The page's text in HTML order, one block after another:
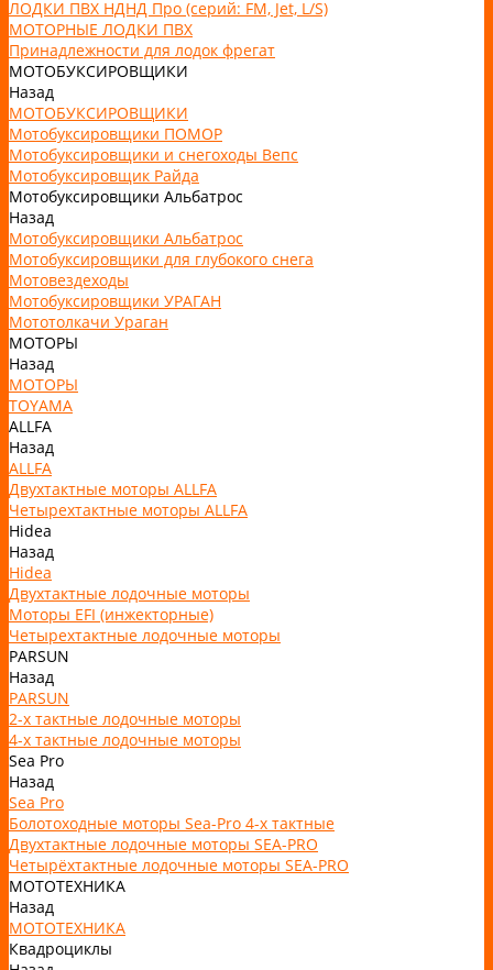
ЛОДКИ ПВХ НДНД Про (серий: FM, Jet, L/S)
МОТОРНЫЕ ЛОДКИ ПВХ
Принадлежности для лодок фрегат
МОТОБУКСИРОВЩИКИ
Назад
МОТОБУКСИРОВЩИКИ
Мотобуксировщики ПОМОР
Мотобуксировщики и снегоходы Вепс
Мотобуксировщик Райда
Мотобуксировщики Альбатрос
Назад
Мотобуксировщики Альбатрос
Мотобуксировщики для глубокого снега
Мотовездеходы
Мотобуксировщики УРАГАН
Мототолкачи Ураган
МОТОРЫ
Назад
МОТОРЫ
TOYAMA
ALLFA
Назад
ALLFA
Двухтактные моторы ALLFA
Четырехтактные моторы ALLFA
Hidea
Назад
Hidea
Двухтактные лодочные моторы
Моторы EFI (инжекторные)
Четырехтактные лодочные моторы
PARSUN
Назад
PARSUN
2-х тактные лодочные моторы
4-х тактные лодочные моторы
Sea Pro
Назад
Sea Pro
Болотоходные моторы Sea-Pro 4-х тактные
Двухтактные лодочные моторы SEA-PRO
Четырёхтактные лодочные моторы SEA-PRO
МОТОТЕХНИКА
Назад
МОТОТЕХНИКА
Квадроциклы